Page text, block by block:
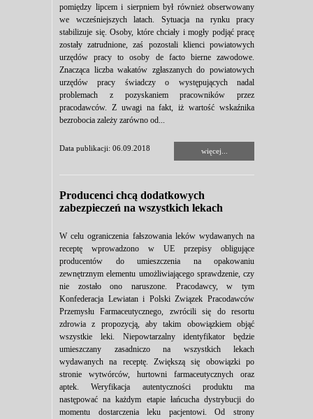
pomiędzy lipcem i sierpniem był również obserwowany
we wcześniejszych latach. Sytuacja na rynku pracy
stabilizuje się. Osoby, które chciały i mogły podjąć pracę
zostały zatrudnione, zaś pozostali klienci powiatowych
urzędów pracy to osoby de facto bierne zawodowe.
Znacząca liczba wakatów zgłaszanych do powiatowych
urzędów pracy świadczy o występujących nadal
problemach z pozyskaniem pracowników przez
pracodawców. Z uwagi na fakt, iż wartość wskaźnika
bezrobocia zależy zarówno od...
Data publikacji: 06.09.2018 więcej...
Producenci chcą dodatkowych
zabezpieczeń na wszystkich lekach
W celu ograniczenia fałszowania leków wydawanych na
receptę wprowadzono w UE przepisy obligujące
producentów do umieszczenia na opakowaniu
zewnętrznym elementu umożliwiającego sprawdzenie, czy
nie zostało ono naruszone. Pracodawcy, w tym
Konfederacja Lewiatan i Polski Związek Pracodawców
Przemysłu Farmaceutycznego, zwrócili się do resortu
zdrowia z propozycją, aby takim obowiązkiem objąć
wszystkie leki. Niepowtarzalny identyfikator będzie
umieszczany zasadniczo na wszystkich lekach
wydawanych na receptę. Zwiększą się obowiązki po
stronie wytwórców, hurtowni farmaceutycznych oraz
aptek. Weryfikacja autentyczności produktu ma
następować na każdym etapie łańcucha dystrybucji do
momentu dostarczenia leku pacjentowi. Od strony